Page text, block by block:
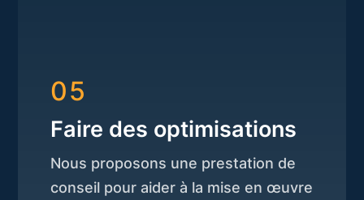
05
Faire des optimisations
Nous proposons une prestation de
conseil pour aider à la mise en œuvre